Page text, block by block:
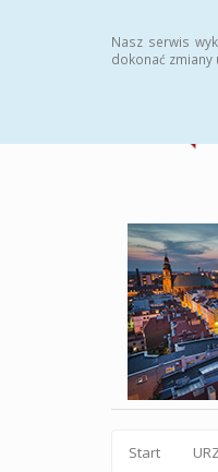
Nasz serwis
dokonać zmiany
Start